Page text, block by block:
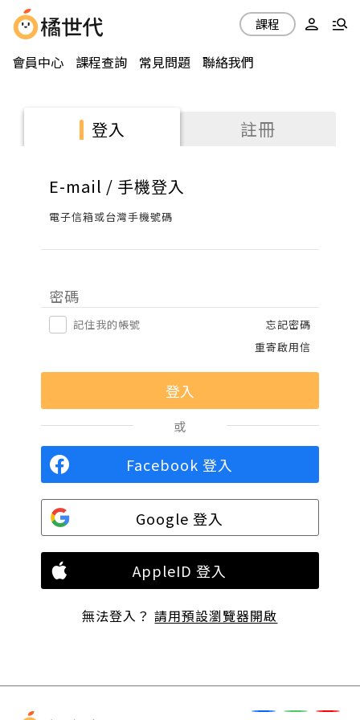
會員中心 課程查詢 常見問題 聯絡我們
課程
登入 註冊
E-mail / 手機登入
電子信箱或台灣手機號碼
密碼
記住我的帳號
忘記密碼
重寄啟用信
或
Facebook 登入
Google 登入
AppleID 登入
無法登入？請用預設瀏覽器開啟